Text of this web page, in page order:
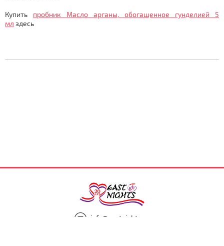
Купить пробник Масло арганы, обогащенное гунделией 5
мл здесь
info@eastnights.ru